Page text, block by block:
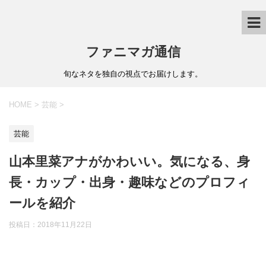
ファニマガ通信
旬なネタを独自の視点でお届けします。
HOME > 芸能 >
芸能
山本里菜アナがかわいい。気になる、身
長・カップ・出身・趣味などのプロフィ
ールを紹介
投稿日： 2018年11月22日